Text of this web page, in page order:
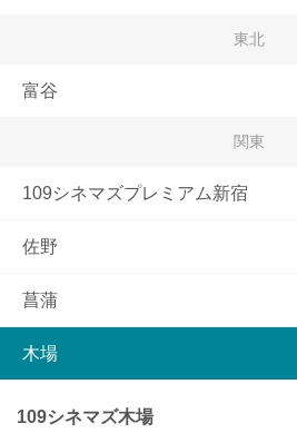
東北
富谷
関東
109シネマズプレミアム新宿
佐野
菖蒲
木場
109シネマズ木場